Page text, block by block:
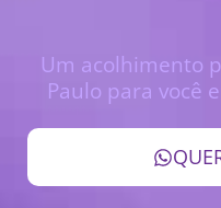
Um acolhimento
Paulo para você